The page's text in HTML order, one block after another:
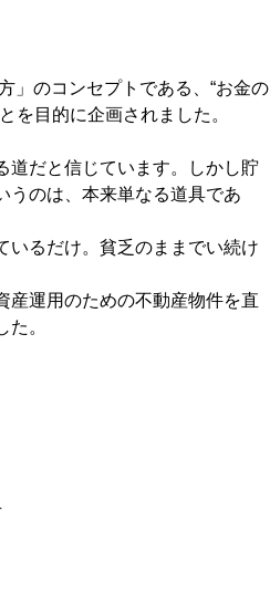
」のコンセプトである、“お金の
を目的に企画されました。
道だと信じています。しかし貯
うのは、本来単なる道具であ
いるだけ。貧乏のままでい続け
産運用のための不動産物件を直
。